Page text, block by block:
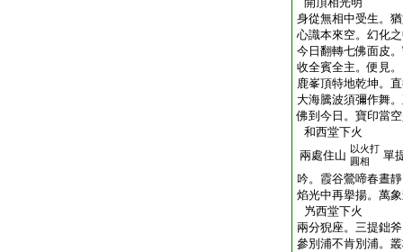
身從無相中受生。
心識本來空。幻化
今日翻轉七佛面皮
收全賓全主。便見
鹿峯頂特地乾坤。
大海騰波須彌作舞
佛到今日。寶印當
和西堂下火
兩處住山 以火打
圓相
單
吟。霞谷鶯啼春晝
焰光中再擧揚。萬
㞧西堂下火
兩分猊座。三提鈯
參別浦不肯別浦。